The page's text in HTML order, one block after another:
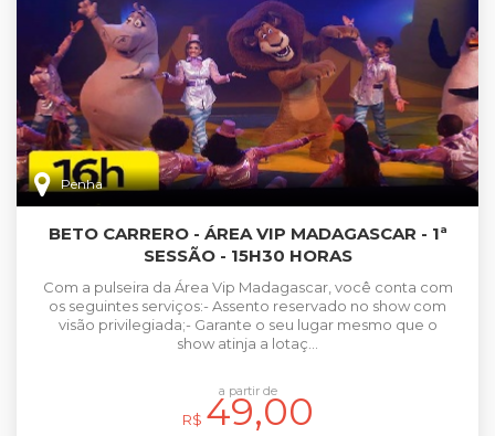
Penha
BETO CARRERO - ÁREA VIP MADAGASCAR - 1ª
SESSÃO - 15H30 HORAS
Com a pulseira da Área Vip Madagascar, você conta com
os seguintes serviços:- Assento reservado no show com
visão privilegiada;- Garante o seu lugar mesmo que o
show atinja a lotaç...
a partir de
R$ 49,00